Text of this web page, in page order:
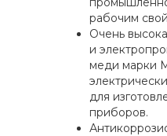
рабочим
Очень
и
меди марки
для
приборов.